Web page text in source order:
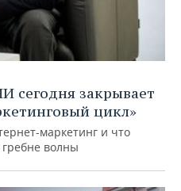
сегодня закрывает
цикл»
маркетинг и что
гребне волны